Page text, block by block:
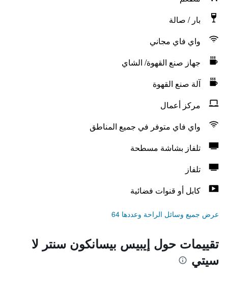
بار / صالة
واي فاي مجاني
جهاز صنع القهوة/ الشاي
آلة صنع القهوة
مركز أعمال
واي فاي متوفر في جميع المناطق
تلفاز بشاشة مسطحة
تلفاز
كابل أو قنوات فضائية
عرض جميع وسائل الراحة وعددها 64
تقييمات حول إيبيس بيسانكون سنتر لا
سيتي